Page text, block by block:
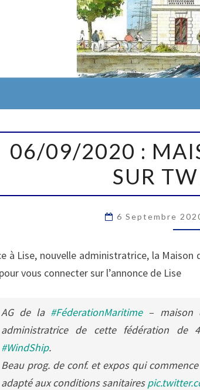
06/09/2020 :
SUR
6 Septembre
à Lise, nouvelle administratrice, la
vous connecter sur l’annonce de Lise
AG de la #FéderationMaritime– maison
administratrice de cette fédération de
#WindShip.
Beau prog. de conf. et expos qui
adapté aux conditions sanitaires